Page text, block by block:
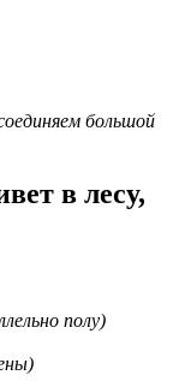
большой
в лесу,
полу)